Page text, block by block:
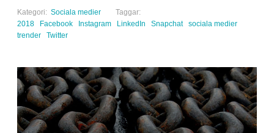
Kategori: Sociala medier
Taggar:
2018
Facebook Instagram LinkedIn Snapchat
sociala medier
trender
Twitter